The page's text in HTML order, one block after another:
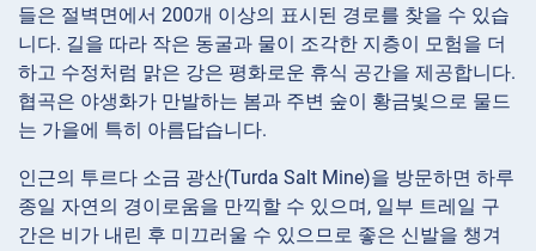
들은 절벽면에서 200개 이상의 표시된 경로를 찾을 수 있습
니다. 길을 따라 작은 동굴과 물이 조각한 지층이 모험을 더
하고 수정처럼 맑은 강은 평화로운 휴식 공간을 제공합니다.
협곡은 야생화가 만발하는 봄과 주변 숲이 황금빛으로 물드
는 가을에 특히 아름답습니다.
인근의 투르다 소금 광산(Turda Salt Mine)을 방문하면 하루
종일 자연의 경이로움을 만끽할 수 있으며, 일부 트레일 구
간은 비가 내린 후 미끄러울 수 있으므로 좋은 신발을 챙겨